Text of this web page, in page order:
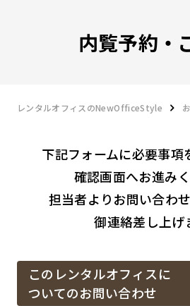
内覧予約・
レンタルオフィスのNewOfficeStyle
下記フォームに必要事項
確認画面へお進みく
担当者よりお問い合わ
御連絡差し上げ
このレンタルオフィスに
ついてのお問い合わせ